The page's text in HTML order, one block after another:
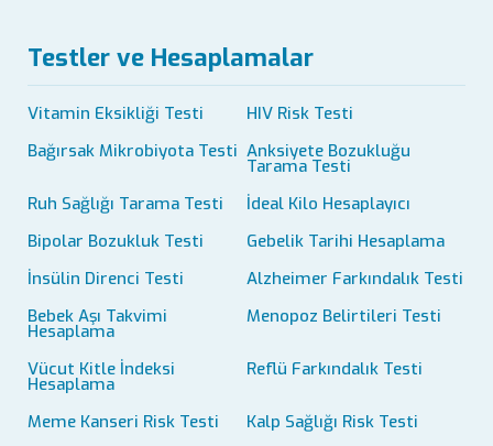
Testler ve Hesaplamalar
Vitamin Eksikliği Testi
HIV Risk Testi
Bağırsak Mikrobiyota Testi Anksiyete Bozukluğu
Tarama Testi
Ruh Sağlığı Tarama Testi
İdeal Kilo Hesaplayıcı
Bipolar Bozukluk Testi
Gebelik Tarihi Hesaplama
İnsülin Direnci Testi
Alzheimer Farkındalık Testi
Bebek Aşı Takvimi
Hesaplama
Menopoz Belirtileri Testi
Vücut Kitle İndeksi
Hesaplama
Reflü Farkındalık Testi
Meme Kanseri Risk Testi
Kalp Sağlığı Risk Testi